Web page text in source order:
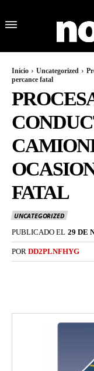
Inicio Uncategorized
percance fatal
FATAL
UNCATEGORIZED
PUBLICADO EL 29 DE
POR DD2PLNFHYG